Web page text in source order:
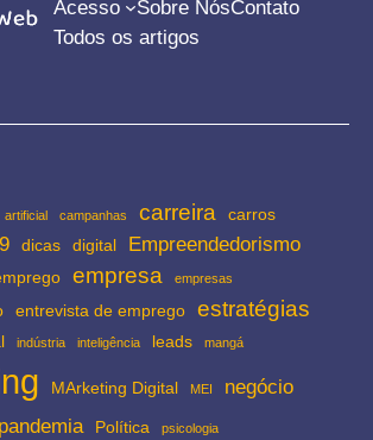
Acesso Sobre NósContato
Todos os artigos
artificial campanhas carreira carros
dicas digital Empreendedorismo
empresa empresas
entrevista de emprego estratégias
indústria inteligência leads mangá
MArketing Digital MEI negócio
pandemia Política psicologia